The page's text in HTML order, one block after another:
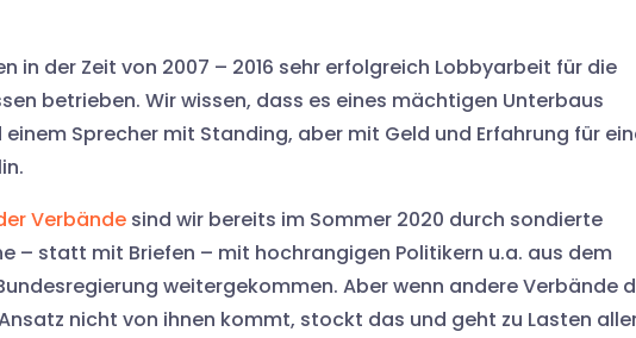
in der Zeit von 2007 – 2016 sehr erfolgreich Lobbyarbeit für die
betrieben. Wir wissen, dass es eines mächtigen Unterbaus
Sprecher mit Standing, aber mit Geld und Erfahrung für
Verbände sind wir bereits im Sommer 2020 durch sondierte
– statt mit Briefen – mit hochrangigen Politikern u.a. aus dem
weitergekommen. Aber wenn andere Verbände
nicht von ihnen kommt, stockt das und geht zu Lasten